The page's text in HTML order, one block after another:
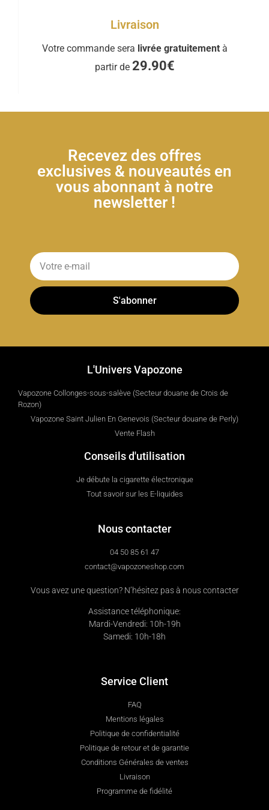
Livraison
Votre commande sera livrée gratuitement à
partir de 29.90€
Recevez des offres
exclusives & nouveautés en
vous abonnant à notre
newsletter !
S'abonner
L'Univers Vapozone
Vapozone Collonges-sous-salève (Secteur douane de Crois de
Rozon)
Vapozone Saint Julien En Genevois (Secteur douane de Perly)
Vente Flash
Conseils d'utilisation
Je débute la cigarette électronique
Tout savoir sur les E-liquides
Nous contacter
04 50 85 61 47
contact@vapozoneshop.com
Vous avez une question? N’hésitez pas à nous contacter
Assistance téléphonique:
Mardi-Vendredi: 10h-19h
Samedi: 10h-18h
Service Client
FAQ
Mentions légales
Politique de confidentialité
Politique de retour et de garantie
Conditions Générales de ventes
Livraison
Programme de fidélité